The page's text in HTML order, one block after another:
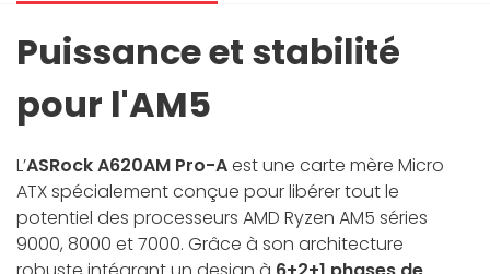
Puissance et stabilité
pour l'AM5
L’ASRock A620AM Pro-Aest une carte mère Micro
ATX spécialement conçue pour libérer tout le
potentiel des processeurs AMD Ryzen AM5 séries
9000, 8000 et 7000. Grâce à son architecture